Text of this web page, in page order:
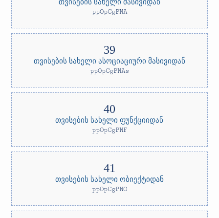
ppOpCgPNA
თვისების სახელი ასოციაციური მასივიდან
ppOpCgPNAs
თვისების სახელი ფუნქციიდან
ppOpCgPNF
თვისების სახელი ობიექტიდან
ppOpCgPNO